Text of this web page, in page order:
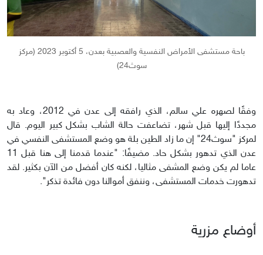
باحة مستشفى الأمراض النفسية والعصبية بعدن، 5 أكتوبر 2023 (مركز
سوث24)
وفقًا لصهره علي سالم، الذي رافقه إلى عدن في 2012، وعاد به
مجددًا إليها قبل شهر، تضاعفت حالة الشاب بشكل كبير اليوم. قال
لمركز "سوث24" إن ما زاد الطين بلة هو وضع المستشفى النفسي في
عدن الذي تدهور بشكل حاد. مضيفًا: "عندما قدمنا إلى هنا قبل 11
عاما لم يكن وضع المشفى مثاليا، لكنه كان أفضل من الآن بكثير. لقد
تدهورت خدمات المستشفى، وننفق أموالنا دون فائدة تذكر".
أوضاع مزرية